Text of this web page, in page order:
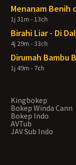
Menanam Benih
1j 31m - 13ch
Birahi Liar - Di
4j 29m - 33ch
Dirumah Bambu
1j 49m - 7ch
Kingbokep
Bokep Winda Cann
Bokep Indo
AVTub
JAV Sub Indo